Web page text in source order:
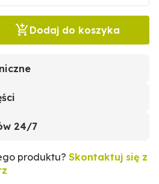
Dodaj do koszyka
24/7
produktu? Skontaktuj się z